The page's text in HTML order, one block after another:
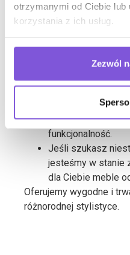
otrzymanymi od Ciebie
korzystania z ich usług.
Zezwól
Zajmujemy się
W zależności od efektu,
Zadbamy o to, aby
Znajdziesz u nas
podwyższonym
uniwersalne
funkcjonalność.
Jeśli szukasz
jesteśmy w stanie
dla Ciebie meble
Oferujemy wygodne i
różnorodnej stylistyce.